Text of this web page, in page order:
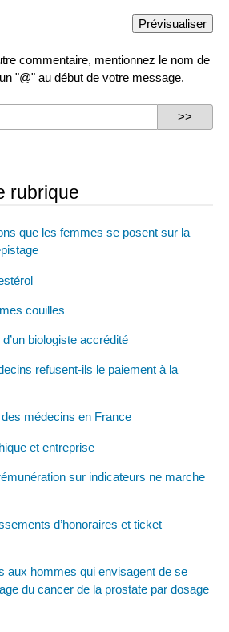
commentaire, mentionnez le nom de
"@" au début de votre message.
rubrique
que les femmes se posent sur la
couilles
biologiste accrédité
refusent-ils le paiement à la
des médecins en France
et entreprise
sur indicateurs ne marche
d’honoraires et ticket
aux hommes qui envisagent de se
du cancer de la prostate par dosage